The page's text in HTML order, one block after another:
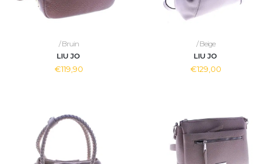
/ Bruin
LIU JO
€119,90
/ Beige
LIU JO
€129,00